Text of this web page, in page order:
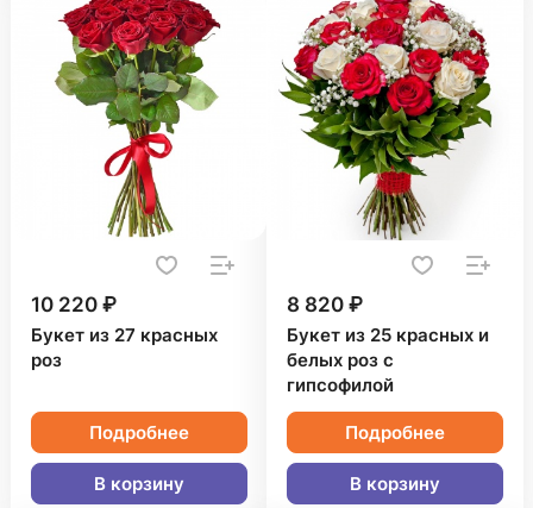
10 220 ₽
Букет из 27 красных
роз
Подробнее
В корзину
8 820 ₽
Букет из 25 красных и
белых роз с
гипсофилой
Подробнее
В корзину